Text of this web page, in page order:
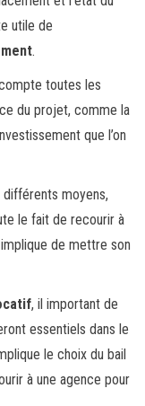
utile de
.
toutes les
du projet, comme la
que l’on
moyens,
le fait de recourir à
de mettre son
, il important de
essentiels dans le
le choix du bail
à une agence pour